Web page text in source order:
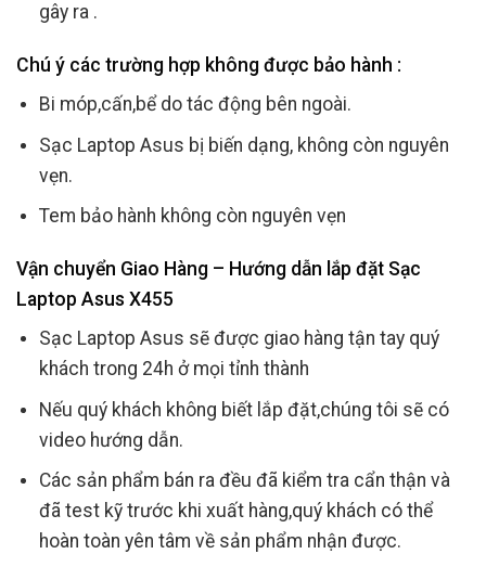
gây ra .
Chú ý các trường hợp không được bảo hành :
Bi móp,cấn,bể do tác động bên ngoài.
Sạc Laptop Asus bị biến dạng, không còn nguyên
vẹn.
Tem bảo hành không còn nguyên vẹn
Vận chuyển Giao Hàng – Hướng dẫn lắp đặt Sạc
Laptop Asus X455
Sạc Laptop Asus sẽ được giao hàng tận tay quý
khách trong 24h ở mọi tỉnh thành
Nếu quý khách không biết lắp đặt,chúng tôi sẽ có
video hướng dẫn.
Các sản phẩm bán ra đều đã kiểm tra cẩn thận và
đã test kỹ trước khi xuất hàng,quý khách có thể
hoàn toàn yên tâm về sản phẩm nhận được.